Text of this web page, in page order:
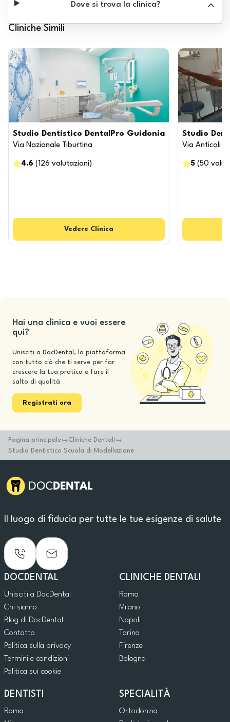
Dove si trova la clinica?
Cliniche Simili
Studio Dentistico DentalPro Guidonia
Via Nazionale Tiburtina
4.6 (126 valutazioni )
Vedere Clinica
Studio
Via Anticoli
5 (50
Hai una clinica e vuoi essere
qui?
Unisciti a DocDental, la piattaforma
con tutto ciò che ti serve per far
crescere la tua pratica e fare il
salto di qualità
Registrati ora
Pagina principale
Cliniche Dentali
Studio Dentistico Scuola di Modellazione
Il luogo di fiducia per tutte le tue esigenze di salute
DOCDENTAL
Unisciti a DocDental
Chi siamo
Blog di DocDental
Contatto
Politica sulla privacy
Termini e condizioni
Politica sui cookie
CLINICHE DENTALI
Roma
Milano
Napoli
Torino
Firenze
Bologna
DENTISTI
Roma
SPECIALITÀ
Ortodonzia